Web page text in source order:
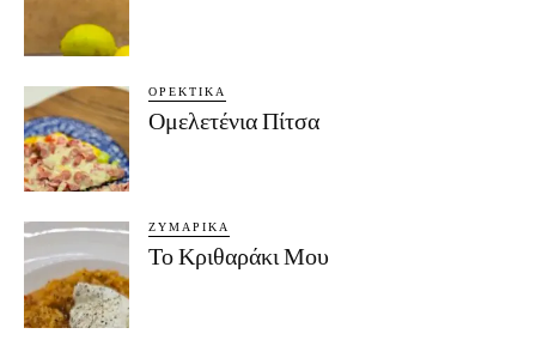
ΟΡΕΚΤΙΚΆ
Ομελετένια Πίτσα
ΖΥΜΑΡΙΚΆ
Το Κριθαράκι Μου